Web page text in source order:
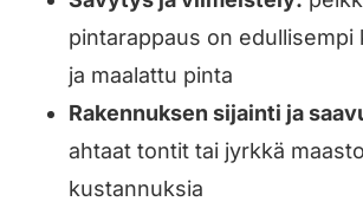
pintarappaus on
ja maalattu pinta
Rakennuksen sijainti ja
ahtaat tontit tai jyrkkä
kustannuksia